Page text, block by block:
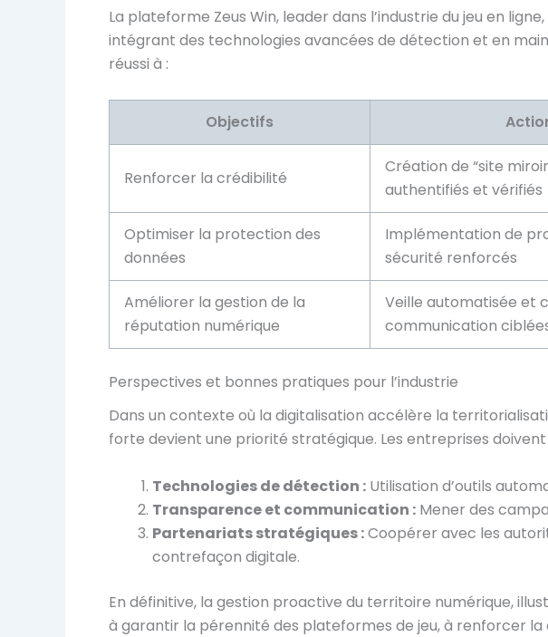
La plateforme Zeus Win, leader dans l’industrie du jeu en
intégrant des technologies avancées de détection et en
réussi à :
Objectifs
Renforcer la crédibilité
Création de “site
authentifiés et vérifiés
Optimiser la protection des
données
Implémentation de
sécurité renforcés
Améliorer la gestion de la
réputation numérique
Veille automatisée et
communication
Perspectives et bonnes pratiques pour l’industrie
Dans un contexte où la digitalisation accélère la
forte devient une priorité stratégique. Les entreprises
Technologies de détection : Utilisation d’outils
Transparence et communication : Mener des
Partenariats stratégiques :Coopérer avec les
contrefaçon digitale.
En définitive, la gestion proactive du territoire numérique,
à garantir la pérennité des plateformes de jeu, à renforcer